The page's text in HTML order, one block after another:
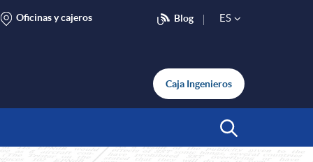
Oficinas y cajeros Blog
e
ES
Caja Ingenieros